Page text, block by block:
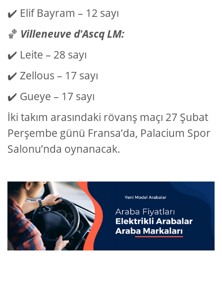
✔️ Elif Bayram – 12 sayı
🏀 Villeneuve d'Ascq LM:
✔️ Leite – 28 sayı
✔️ Zellous – 17 sayı
✔️ Gueye – 17 sayı
İki takım arasındaki rövanş maçı 27 Şubat
Perşembe günü Fransa’da, Palacium Spor
Salonu’nda oynanacak.